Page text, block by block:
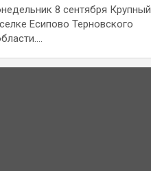
8 сентября Крупный
Есипово Терновского